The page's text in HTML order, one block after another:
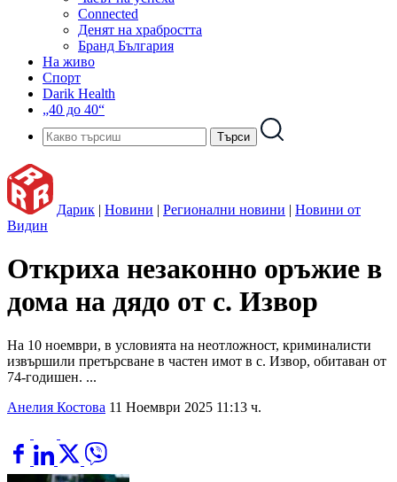
Connected
Денят на храбростта
Бранд България
На живо
Спорт
Darik Health
„40 до 40“
Дарик | Новини | Регионални новини | Новини от
Видин
Откриха незаконно оръжие в
дома на дядо от с. Извор
На 10 ноември, в условията на неотложност, криминалисти
извършили претърсване в частен имот в с. Извор, обитаван от
74-годишен. ...
Анелия Костова 11 Ноември 2025 11:13 ч.